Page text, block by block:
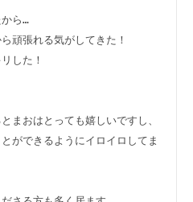
ら…
頑張れる気がしてきた！
した！
まおはとっても嬉しいですし、
ができるようにイロイロしてま